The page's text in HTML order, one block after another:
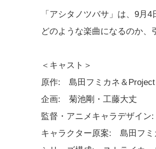
「アシタノツバサ」は、9月
どのような楽曲になるのか、
＜キャスト＞
原作: 島田フミカネ＆Project
企画: 菊池剛・工藤大丈
監督・アニメキャラデザイ
キャラクター原案: 島田フミ